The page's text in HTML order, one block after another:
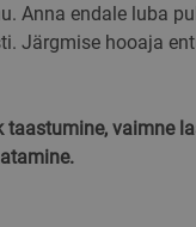
Anna endale luba
Järgmise hooaja
taastumine, vaimne